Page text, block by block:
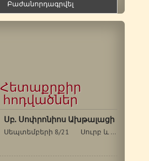
Հետաքրքիր
հոդվածներ
Սբ. Սոփրոնիոս Ախթալացի
Սեպտեմբերի 8/21 Սուրբ և Աստվածակիր…